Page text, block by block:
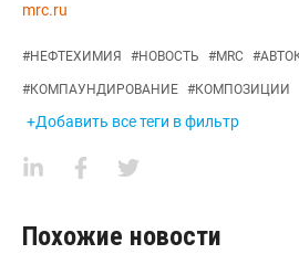
mrc.ru
#НЕФТЕХИМИЯ #НОВОСТЬ #MRC #
#КОМПАУНДИРОВАНИЕ #КОМПОЗИЦИИ
+Добавить все теги в фильтр
Похожие новости